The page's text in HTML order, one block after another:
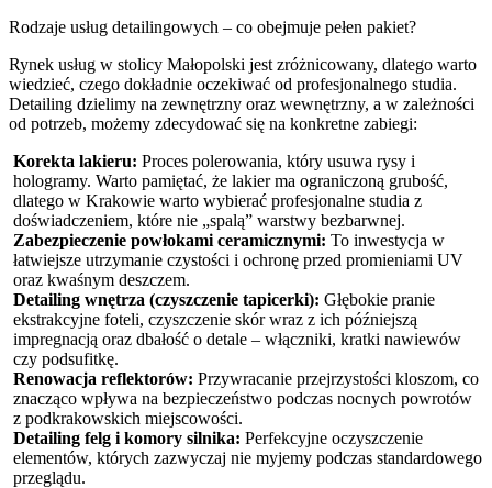
Rodzaje usług detailingowych – co obejmuje pełen pakiet?
Rynek usług w stolicy Małopolski jest zróżnicowany, dlatego warto
wiedzieć, czego dokładnie oczekiwać od profesjonalnego studia.
Detailing dzielimy na zewnętrzny oraz wewnętrzny, a w zależności
od potrzeb, możemy zdecydować się na konkretne zabiegi:
Korekta lakieru: Proces polerowania, który usuwa rysy i
hologramy. Warto pamiętać, że lakier ma ograniczoną grubość,
dlatego w Krakowie warto wybierać profesjonalne studia z
doświadczeniem, które nie „spalą” warstwy bezbarwnej.
Zabezpieczenie powłokami ceramicznymi: To inwestycja w
łatwiejsze utrzymanie czystości i ochronę przed promieniami UV
oraz kwaśnym deszczem.
Detailing wnętrza (czyszczenie tapicerki): Głębokie pranie
ekstrakcyjne foteli, czyszczenie skór wraz z ich późniejszą
impregnacją oraz dbałość o detale – włączniki, kratki nawiewów
czy podsufitkę.
Renowacja reflektorów: Przywracanie przejrzystości kloszom, co
znacząco wpływa na bezpieczeństwo podczas nocnych powrotów
z podkrakowskich miejscowości.
Detailing felg i komory silnika: Perfekcyjne oczyszczenie
elementów, których zazwyczaj nie myjemy podczas standardowego
przeglądu.